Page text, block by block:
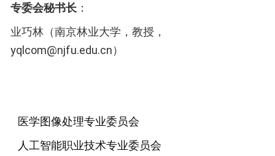
医学图像处理专业委员会
人工智能职业技术专业委员会
专委会秘书长 ：
业巧林 （南京林业大学 ，教授 ，
yqlcom@njfu.edu.cn）